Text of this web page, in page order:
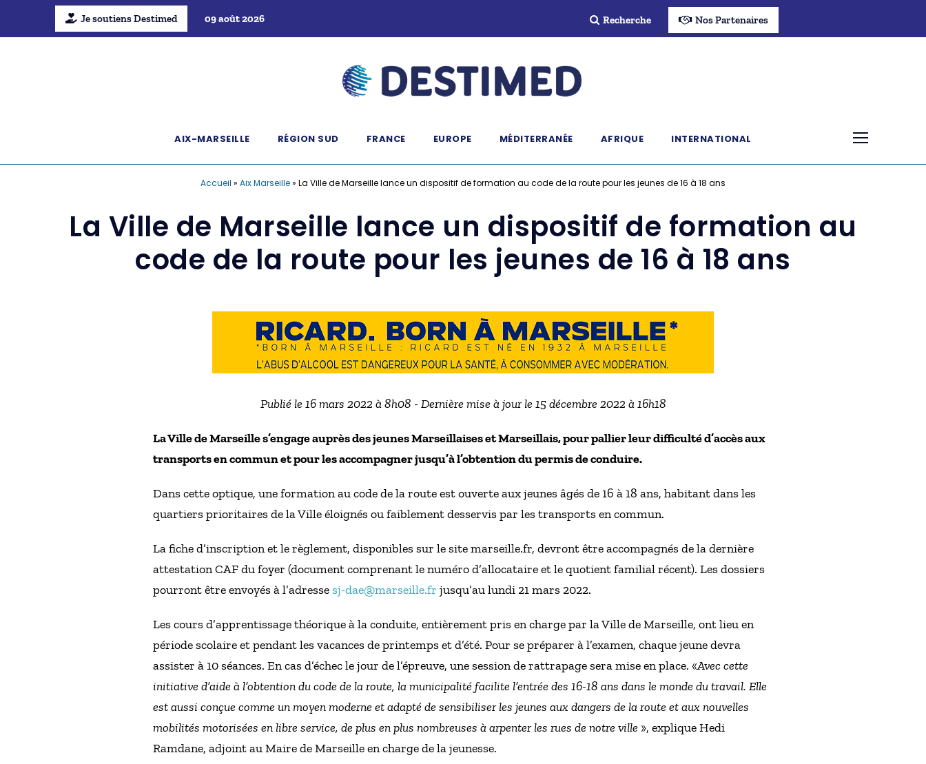
Je soutiens Destimed 09 août 2026 Recherche Nos Partenaires
AIX-MARSEILLE RÉGION SUD FRANCE EUROPE MÉDITERRANÉE AFRIQUE INTERNATIONAL
Accueil » Aix Marseille» La Ville de Marseille lance un dispositif de formation au code de la route pour les jeunes de 16 à 18 ans
La Ville de Marseille lance un dispositif de formation au
code de la route pour les jeunes de 16 à 18 ans
Publié le 16 mars 2022 à 8h08 - Dernière mise à jour le 15 décembre 2022 à 16h18
La Ville de Marseille s’engage auprès des jeunes Marseillaises et Marseillais, pour pallier leur difficulté d’accès aux
transports en commun et pour les accompagner jusqu’à l’obtention du permis de conduire.
Dans cette optique, une formation au code de la route est ouverte aux jeunes âgés de 16 à 18 ans, habitant dans les
quartiers prioritaires de la Ville éloignés ou faiblement desservis par les transports en commun.
La fiche d’inscription et le règlement, disponibles sur le site marseille.fr, devront être accompagnés de la dernière
attestation CAF du foyer (document comprenant le numéro d’allocataire et le quotient familial récent). Les dossiers
pourront être envoyés à l’adressesj-dae@marseille.fr jusqu’au lundi 21 mars 2022.
Les cours d’apprentissage théorique à la conduite, entièrement pris en charge par la Ville de Marseille, ont lieu en
période scolaire et pendant les vacances de printemps et d’été. Pour se préparer à l’examen, chaque jeune devra
assister à 10 séances. En cas d’échec le jour de l’épreuve, une session de rattrapage sera mise en place. «Avec cette
initiative d’aide à l’obtention du code de la route, la municipalité facilite l’entrée des 16-18 ans dans le monde du travail. Elle
est aussi conçue comme un moyen moderne et adapté de sensibiliser les jeunes aux dangers de la route et aux nouvelles
mobilités motorisées en libre service, de plus en plus nombreuses à arpenter les rues de notre ville », explique Hedi
Ramdane, adjoint au Maire de Marseille en charge de la jeunesse.